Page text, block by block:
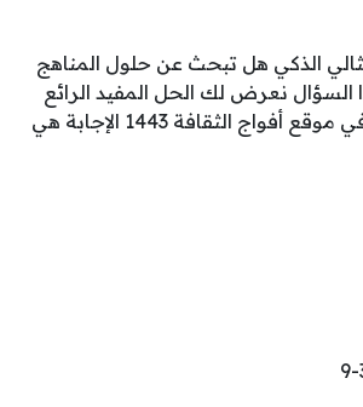
الذكي هل تبحث عن حلول المناهج
السؤال نعرض لك الحل المفيد الرائع
الثقافة 1443 الإجابة هي